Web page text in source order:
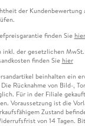
der Kundenbewertung
finden Sie hier
der gesetzlichen
finden Sie hier
beinhalten ein
Rücknahme von Bild-,
Für in der Filiale
Voraussetzung ist die
Zustand
von 14 Tagen.